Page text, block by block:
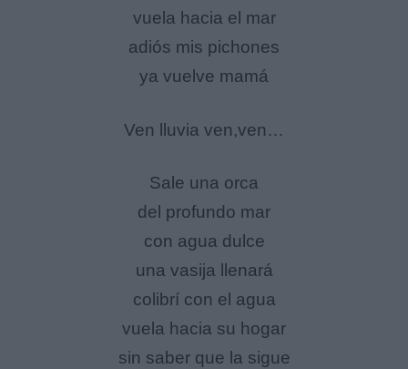
vuela hacia el mar
adiós mis pichones
ya vuelve mamá
Ven lluvia ven,ven…
Sale una orca
del profundo mar
con agua dulce
una vasija llenará
colibrí con el agua
vuela hacia su hogar
sin saber que la sigue